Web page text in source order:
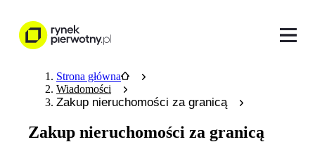
Strona główna
Wiadomości
Zakup nieruchomości za granicą
Zakup nieruchomości za granicą